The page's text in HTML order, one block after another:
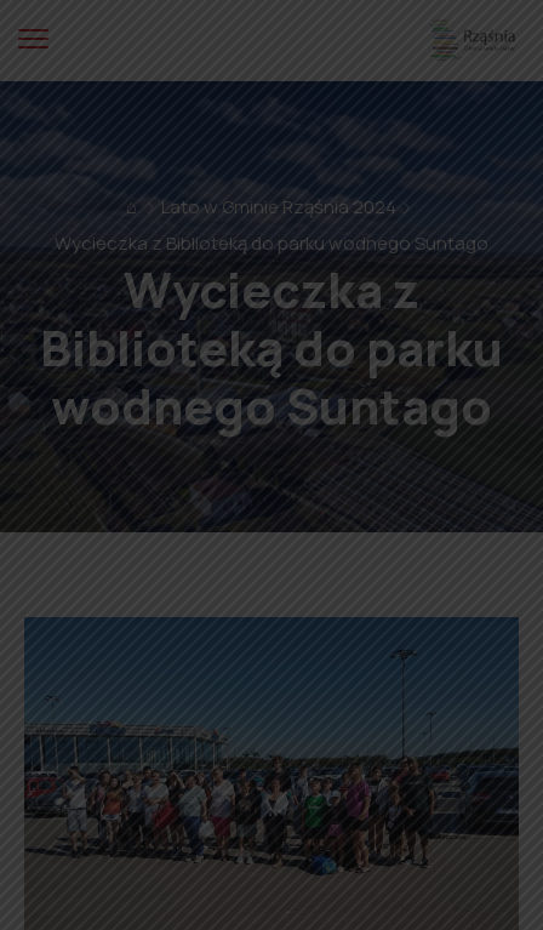
⌂
Lato w Gminie Rząśnia 2024
Wycieczka z Biblioteką do parku wodnego Suntago
Wycieczka z
Biblioteką do parku
wodnego Suntago